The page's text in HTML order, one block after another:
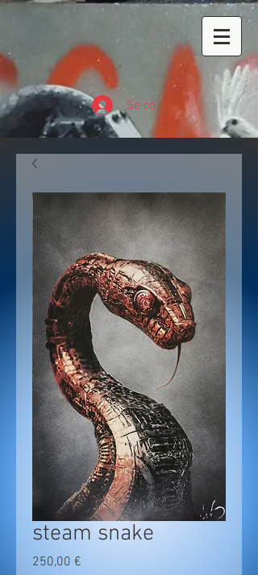
Se connecter
steam snake
250,00 €